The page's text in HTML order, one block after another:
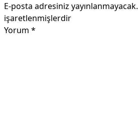
E-posta adresiniz yayınlanmayacak.
işaretlenmişlerdir
Yorum *